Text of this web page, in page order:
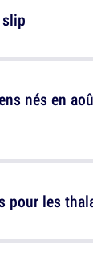
pour les
nés en